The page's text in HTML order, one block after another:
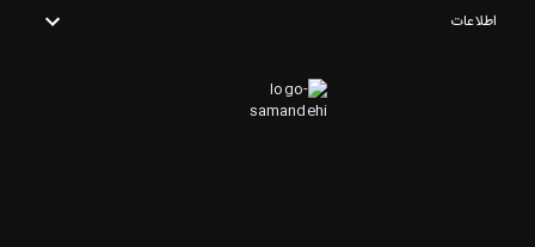
اطلاعات